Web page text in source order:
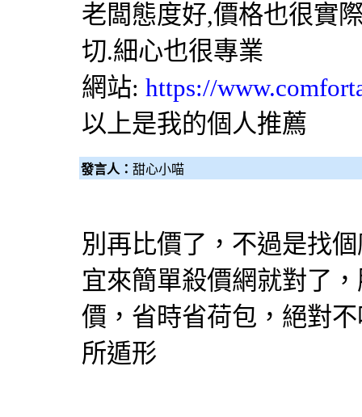
老闆態度好,價格也很實
切.細心也很專業
網站: https://
以上是我的個人推薦
發言人： 甜心小喵
別再比價了，不過是找
宜來簡單殺價網就對了
價 ，省時省荷包，絕對
所遁形